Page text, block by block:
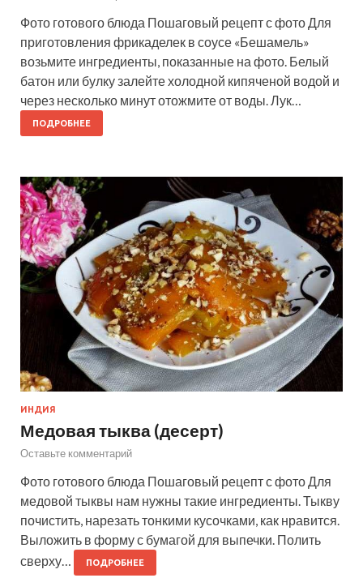
Фото готового блюда Пошаговый рецепт с фото Для
приготовления фрикаделек в соусе «Бешамель»
возьмите ингредиенты, показанные на фото. Белый
батон или булку залейте холодной кипяченой водой и
через несколько минут отожмите от воды. Лук…
ПОДРОБНЕЕ
ИНДИЯ
Медовая тыква (десерт)
Оставьте комментарий
Фото готового блюда Пошаговый рецепт с фото Для
медовой тыквы нам нужны такие ингредиенты. Тыкву
почистить, нарезать тонкими кусочками, как нравится.
Выложить в форму с бумагой для выпечки. Полить
сверху…
ПОДРОБНЕЕ